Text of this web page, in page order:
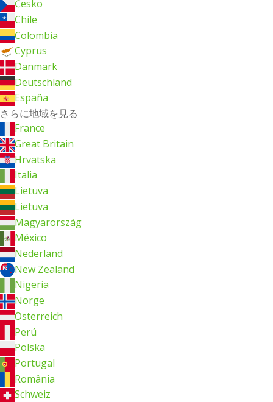
Česko
Chile
Colombia
Cyprus
Danmark
Deutschland
España
さらに地域を見る
France
Great Britain
Hrvatska
Italia
Lietuva
Lietuva
Magyarország
México
Nederland
New Zealand
Nigeria
Norge
Österreich
Perú
Polska
Portugal
România
Schweiz